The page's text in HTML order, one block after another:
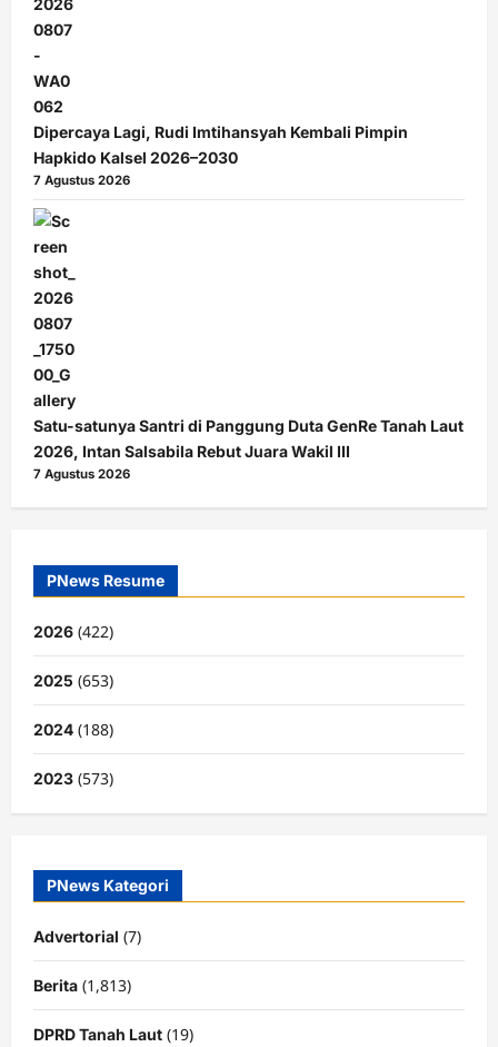
Dipercaya Lagi, Rudi Imtihansyah Kembali Pimpin
Hapkido Kalsel 2026–2030
7 Agustus 2026
Satu-satunya Santri di Panggung Duta GenRe Tanah Laut
2026, Intan Salsabila Rebut Juara Wakil III
7 Agustus 2026
PNews Resume
2026 (422)
2025 (653)
2024 (188)
2023 (573)
PNews Kategori
Advertorial (7)
Berita (1,813)
DPRD Tanah Laut (19)